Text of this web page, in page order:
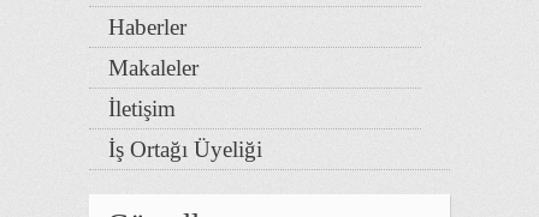
Haberler
Makaleler
İletişim
İş Ortağı Üyeliği